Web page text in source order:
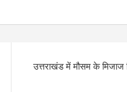
उत्तराखंड में मौसम के